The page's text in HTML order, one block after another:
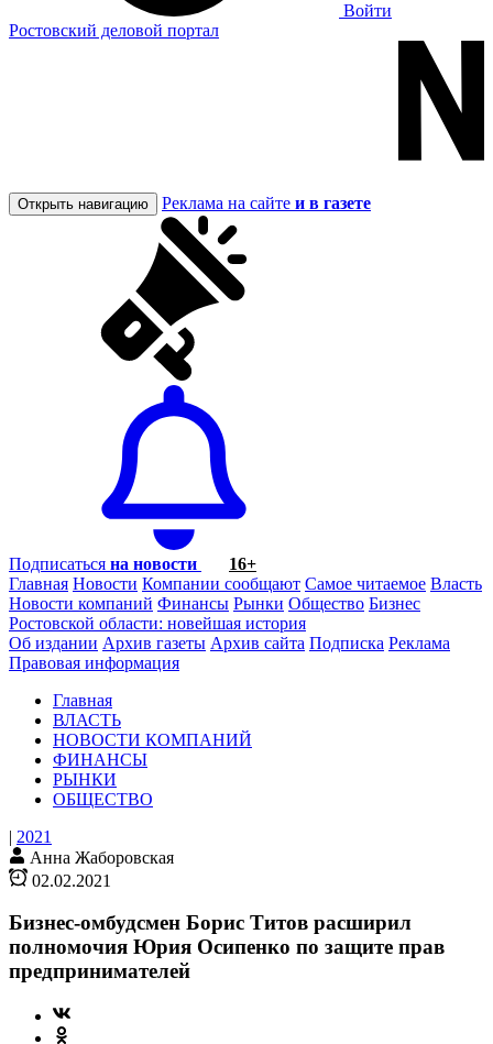
Войти
Ростовский деловой портал
Открыть навигацию Реклама на сайте и в газете
Подписаться на новости
16+
Главная Новости Компании сообщают Самое читаемое Власть
Новости компаний Финансы Рынки Общество Бизнес
Ростовской области: новейшая история
Об издании Архив газеты Архив сайта Подписка Реклама
Правовая информация
Главная
ВЛАСТЬ
НОВОСТИ КОМПАНИЙ
ФИНАНСЫ
РЫНКИ
ОБЩЕСТВО
| 2021
Анна Жаборовская
02.02.2021
Бизнес-омбудсмен Борис Титов расширил
полномочия Юрия Осипенко по защите прав
предпринимателей